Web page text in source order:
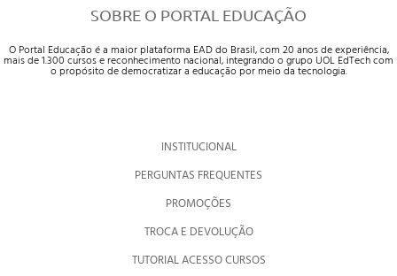
SOBRE O PORTAL EDUCAÇÃO
O Portal Educação é a maior plataforma EAD do Brasil, com 20 anos de experiência,
mais de 1.300 cursos e reconhecimento nacional, integrando o grupo UOL EdTech com
o propósito de democratizar a educação por meio da tecnologia.
INSTITUCIONAL
PERGUNTAS FREQUENTES
PROMOÇÕES
TROCA E DEVOLUÇÃO
TUTORIAL ACESSO CURSOS